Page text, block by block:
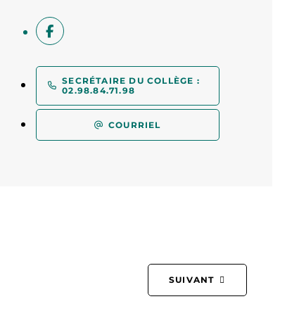
SECRÉTAIRE DU COLLÈGE :
02.98.84.71.98
COURRIEL
SUIVANT